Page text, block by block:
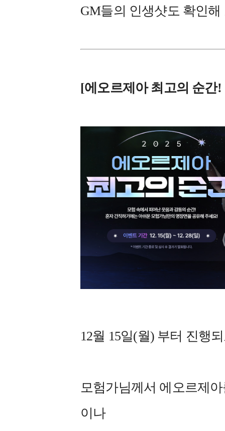
GM들의 인생샷도 확인
[에오르제아 최고의 순간
12월 15일(월) 부터 진행
모험가님께서 에오르제
이나